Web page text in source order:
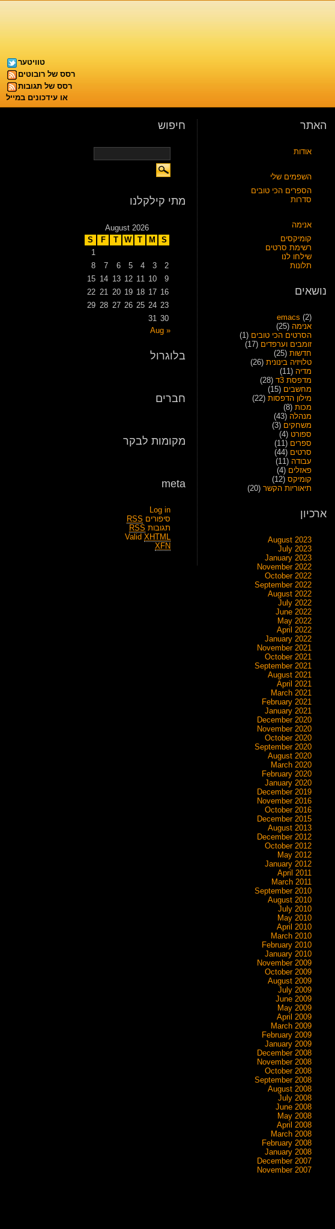
טוויטער
רסס של רובוטים
רסס של תגובות
או עידכונים במייל
האתר
אודות
השפמים שלי
הספרים הכי טובים
סדרות
אנימה
קומיקסים
רשימת סרטים
שילחו לנו
תלונות
נושאים
emacs (2)
אנימה (25)
הסרטים הכי טובים (1)
זומבים וערפדים (17)
חדשות(25)
טלויזיה בינונית(26)
מדיה (11)
מדפסת 3ד
(28)
מחשבים (15)
מילון הדפסות(22)
מכות(8)
מנהלה (43)
משחקים (3)
ספורט (4)
ספרים (11)
סרטים (44)
עבודה (11)
פאזלים (4)
קומיקס(12)
תיאוריות הקשר(20)
ארכיון
August 2023
July 2023
January 2023
November 2022
October 2022
September 2022
August 2022
July 2022
June 2022
May 2022
April 2022
January 2022
November 2021
October 2021
September 2021
August 2021
April 2021
March 2021
February 2021
January 2021
December 2020
November 2020
October 2020
September 2020
August 2020
March 2020
February 2020
January 2020
December 2019
November 2016
October 2016
December 2015
August 2013
December 2012
October 2012
May 2012
January 2012
April 2011
March 2011
September 2010
August 2010
July 2010
May 2010
April 2010
March 2010
February 2010
January 2010
November 2009
October 2009
August 2009
July 2009
June 2009
May 2009
April 2009
March 2009
February 2009
January 2009
December 2008
November 2008
October 2008
September 2008
August 2008
July 2008
June 2008
May 2008
April 2008
March 2008
February 2008
January 2008
December 2007
November 2007
חיפוש
מתי קילקלנו
August 2026
S
M
T
W
T
F
S
1
2
3
4
5
6
7
8
9
10
11
12
13
14
15
16
17
18
19
20
21
22
23
24
25
26
27
28
29
30
31
« Aug
בלוגרול
חברים
מקומות לבקר
meta
Log in
סיפורים RSS
תגובות RSS
ValidXHTML
XFN